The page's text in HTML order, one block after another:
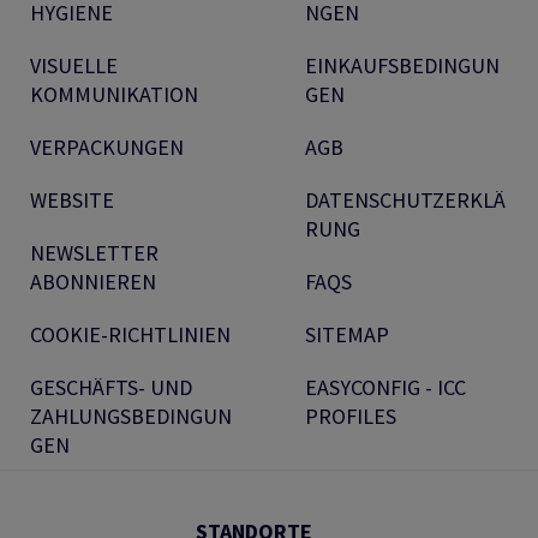
HYGIENE
VISUELLE
KOMMUNIKATION
VERPACKUNGEN
WEBSITE
NEWSLETTER
ABONNIEREN
COOKIE-RICHTLINIEN
GESCHÄFTS- UND
ZAHLUNGSBEDINGUN
GEN
NGEN
EINKAUFSBEDINGUN
GEN
AGB
DATENSCHUTZERKLÄ
RUNG
FAQS
SITEMAP
EASYCONFIG - ICC
PROFILES
STANDORTE